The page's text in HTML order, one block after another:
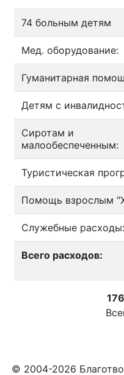
74 больным детям
Мед. оборудование:
Гуманитарная
Детям с
Сиротам и
малообеспеченным:
Туристическая
Помощь взрослым
Служебные расходы:
Всего расходов:
© 2004-2026